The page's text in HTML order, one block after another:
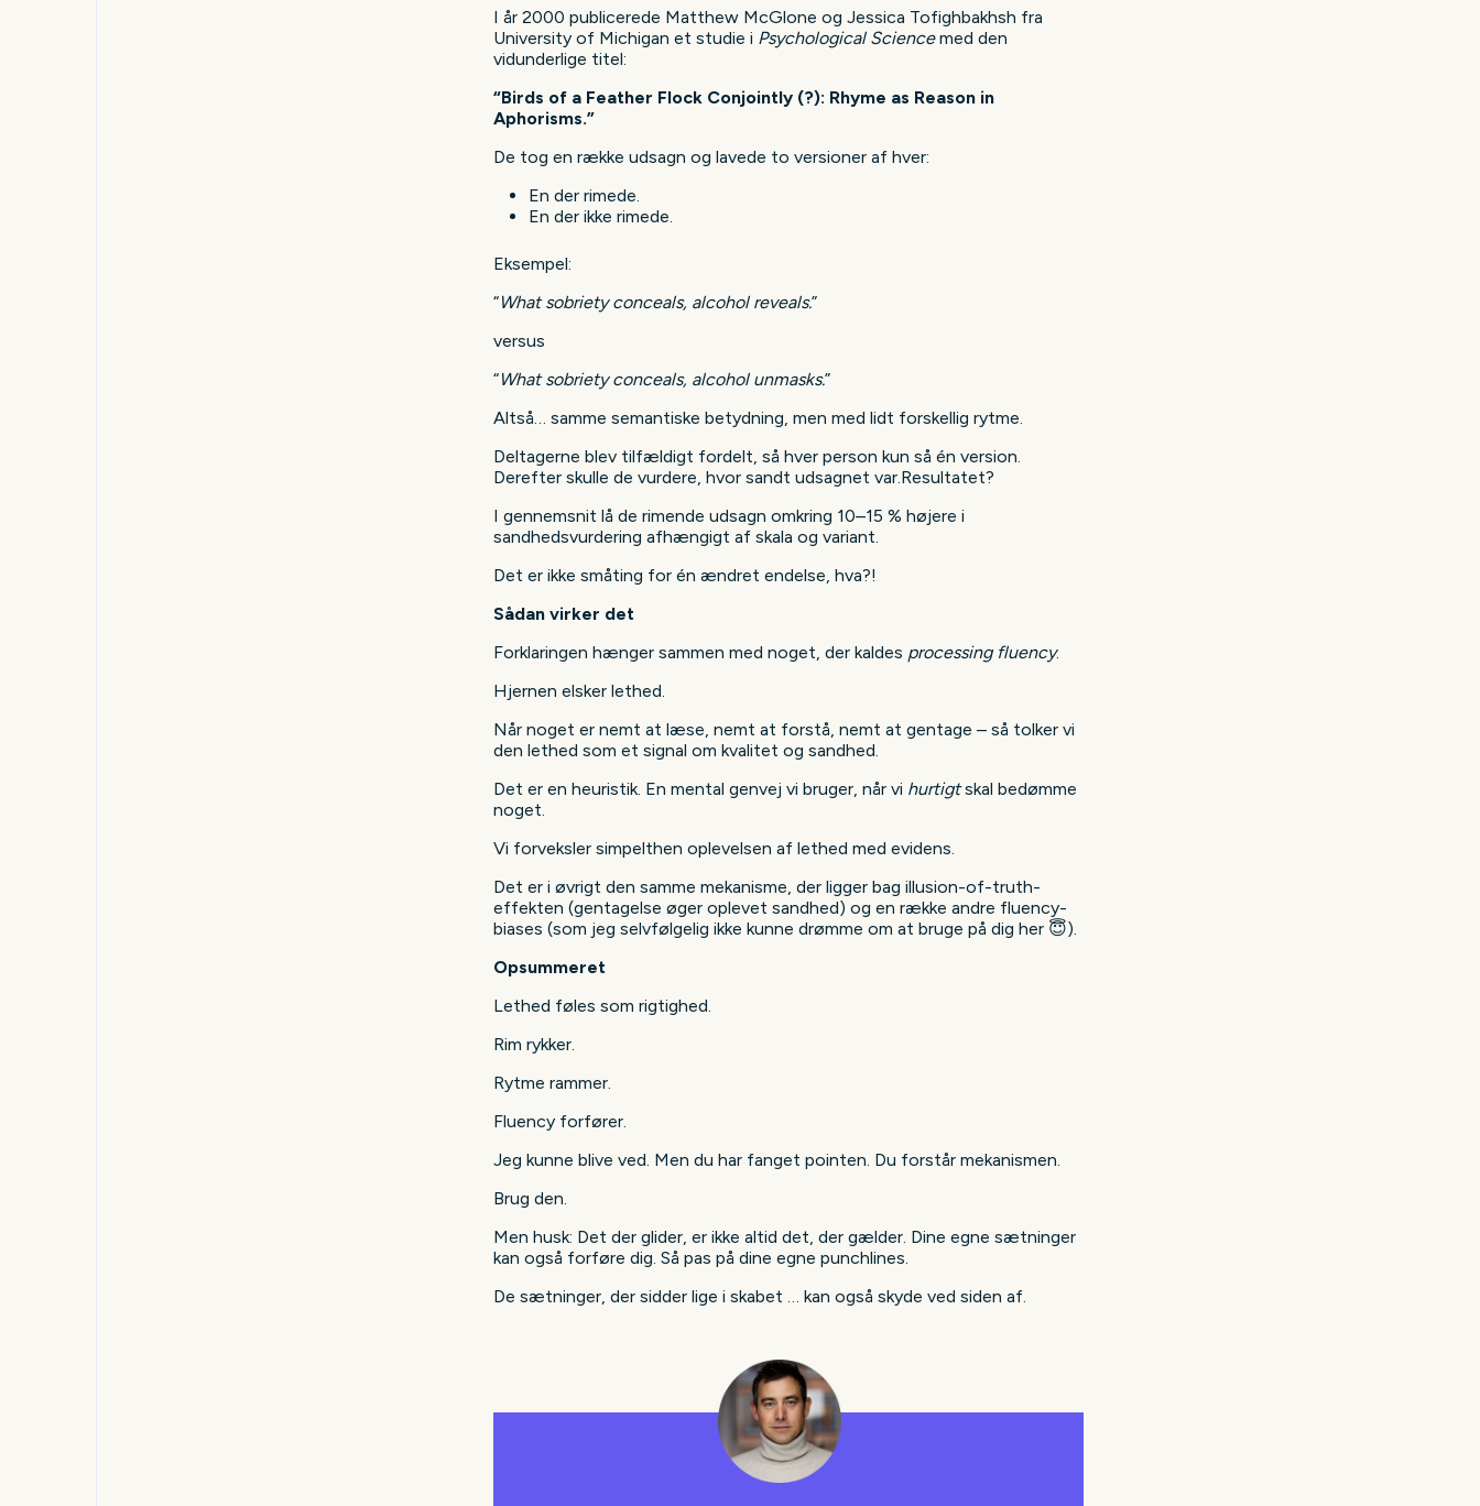
I år 2000 publicerede Matthew McGlone og Jessica Tofighbakhsh fra
University of Michigan et studie i Psychological Sciencemed den
vidunderlige titel:
“Birds of a Feather Flock Conjointly (?): Rhyme as Reason in
Aphorisms.”
De tog en række udsagn og lavede to versioner af hver:
En der rimede.
En der ikke rimede.
Eksempel:
“What sobriety conceals, alcohol reveals.”
versus
“What sobriety conceals, alcohol unmasks.”
Altså… samme semantiske betydning, men med lidt forskellig rytme.
Deltagerne blev tilfældigt fordelt, så hver person kun så én version.
Derefter skulle de vurdere, hvor sandt udsagnet var.Resultatet?
I gennemsnit lå de rimende udsagn omkring 10–15 % højere i
sandhedsvurdering afhængigt af skala og variant.
Det er ikke småting for én ændret endelse, hva?!
Sådan virker det
Forklaringen hænger sammen med noget, der kaldes processing fluency.
Hjernen elsker lethed.
Når noget er nemt at læse, nemt at forstå, nemt at gentage – så tolker vi
den lethed som et signal om kvalitet og sandhed.
Det er en heuristik. En mental genvej vi bruger, når vi hurtigtskal bedømme
noget.
Vi forveksler simpelthen oplevelsen af lethed med evidens.
Det er i øvrigt den samme mekanisme, der ligger bag illusion-of-truth-
effekten (gentagelse øger oplevet sandhed) og en række andre fluency-
biases (som jeg selvfølgelig ikke kunne drømme om at bruge på dig her 😇).
Opsummeret
Lethed føles som rigtighed.
Rim rykker.
Rytme rammer.
Fluency forfører.
Jeg kunne blive ved. Men du har fanget pointen. Du forstår mekanismen.
Brug den.
Men husk: Det der glider, er ikke altid det, der gælder. Dine egne sætninger
kan også forføre dig. Så pas på dine egne punchlines.
De sætninger, der sidder lige i skabet … kan også skyde ved siden af.